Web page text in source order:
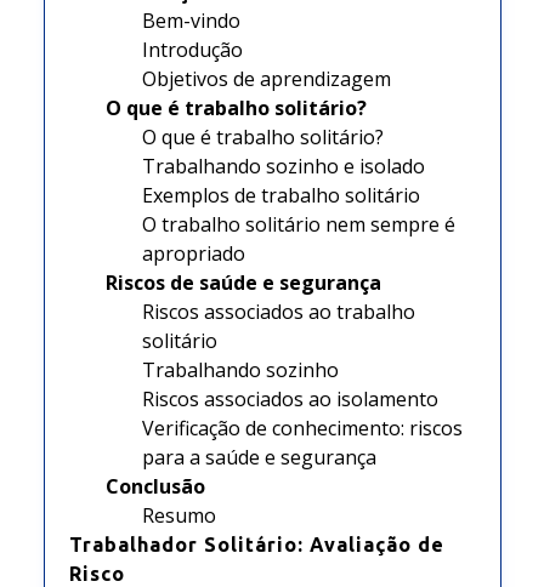
Bem-vindo
Introdução
Objetivos de aprendizagem
O que é trabalho solitário?
O que é trabalho solitário?
Trabalhando sozinho e isolado
Exemplos de trabalho solitário
O trabalho solitário nem sempre é
apropriado
Riscos de saúde e segurança
Riscos associados ao trabalho
solitário
Trabalhando sozinho
Riscos associados ao isolamento
Verificação de conhecimento: riscos
para a saúde e segurança
Conclusão
Resumo
Trabalhador Solitário: Avaliação de
Risco